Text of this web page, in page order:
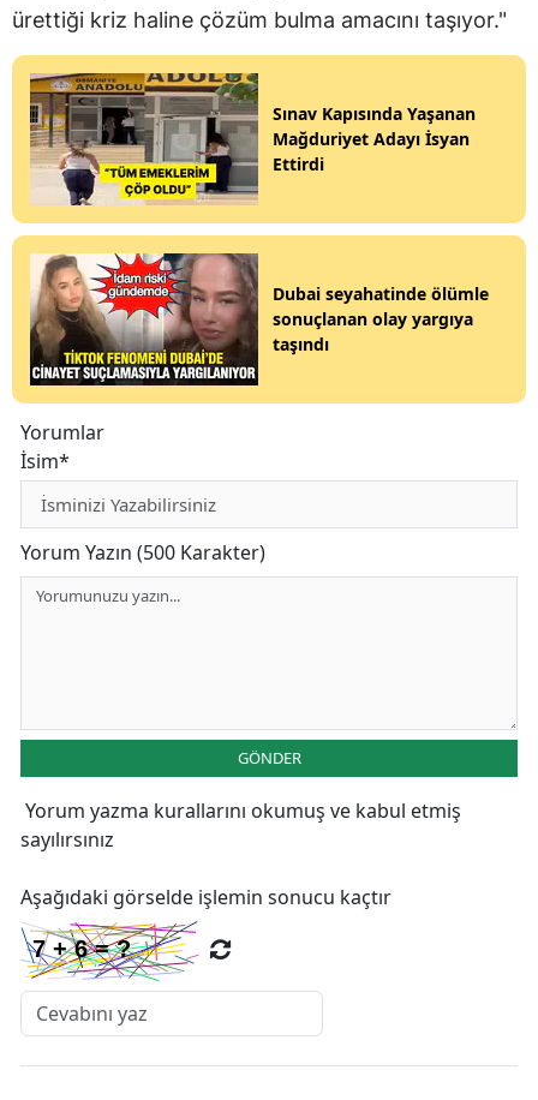
ürettiği kriz haline çözüm bulma amacını taşıyor."
Sınav Kapısında Yaşanan
Mağduriyet Adayı İsyan
Ettirdi
Dubai seyahatinde ölümle
sonuçlanan olay yargıya
taşındı
Yorumlar
İsim*
Yorum Yazın (500 Karakter)
GÖNDER
Yorum yazma kurallarını okumuş ve kabul etmiş
sayılırsınız
Aşağıdaki görselde işlemin sonucu kaçtır